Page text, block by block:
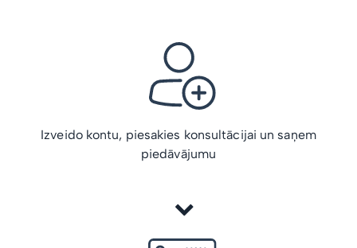
Izveido kontu, piesakies konsultācijai un saņem
piedāvājumu